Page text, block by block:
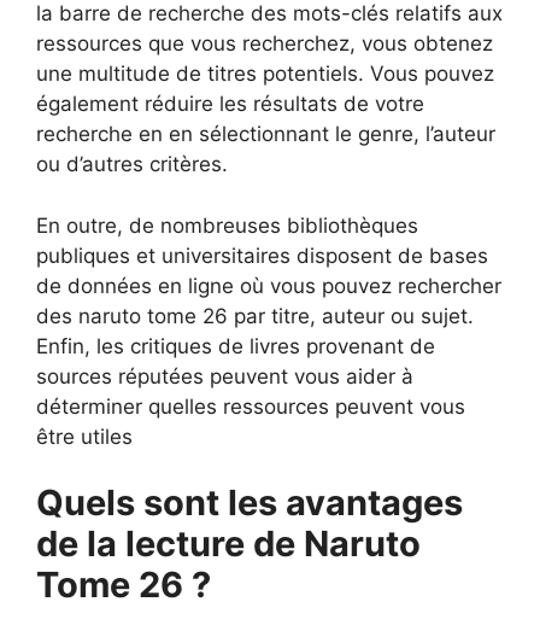
la barre de recherche des mots-clés relatifs aux
ressources que vous recherchez, vous obtenez
une multitude de titres potentiels. Vous pouvez
également réduire les résultats de votre
recherche en en sélectionnant le genre, l’auteur
ou d’autres critères.
En outre, de nombreuses bibliothèques
publiques et universitaires disposent de bases
de données en ligne où vous pouvez rechercher
des naruto tome 26 par titre, auteur ou sujet.
Enfin, les critiques de livres provenant de
sources réputées peuvent vous aider à
déterminer quelles ressources peuvent vous
être utiles
Quels sont les avantages
de la lecture de Naruto
Tome 26 ?